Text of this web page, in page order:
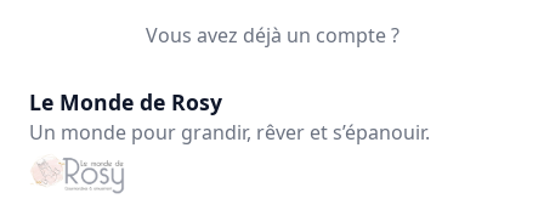
Vous avez déjà un compte ?
Le Monde de Rosy
Un monde pour grandir, rêver et s’épanouir.